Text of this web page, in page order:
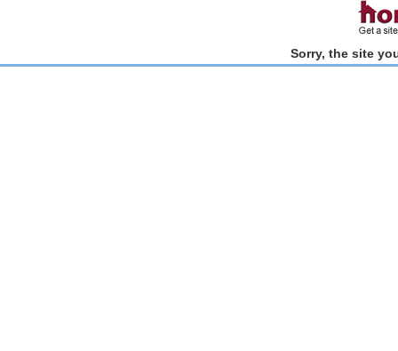
Sorry, the site